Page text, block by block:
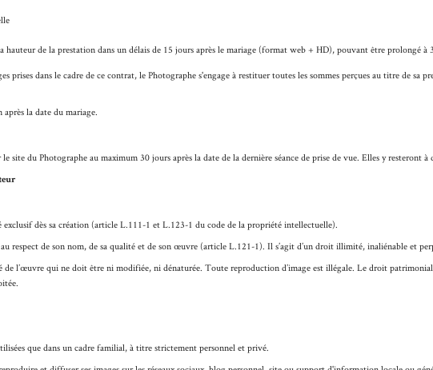
hauteur de la prestation dans un délais de 15 jours après le mariage (format web + HD), pouvant être prolongé à
prises dans le cadre de ce contrat, le Photographe s'engage à restituer toutes les sommes perçues au titre de sa
la date du mariage.
site du Photographe au maximum 30 jours après la date de la dernière séance de prise de vue. Elles y resteront
dès sa création (article L.111-1 et L.123-1 du code de la propriété intellectuelle).
respect de son nom, de sa qualité et de son œuvre (article L.121-1). Il s’agit d’un droit illimité, inaliénable et
l’œuvre qui ne doit être ni modifiée, ni dénaturée. Toute reproduction d’image est illégale. Le droit
que dans un cadre familial, à titre strictement personnel et privé.